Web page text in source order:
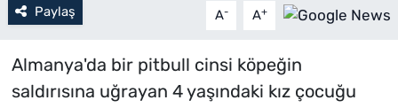
Paylaş A- A+
Almanya'da bir pitbull cinsi köpeğin
saldırısına uğrayan 4 yaşındaki kız çocuğu